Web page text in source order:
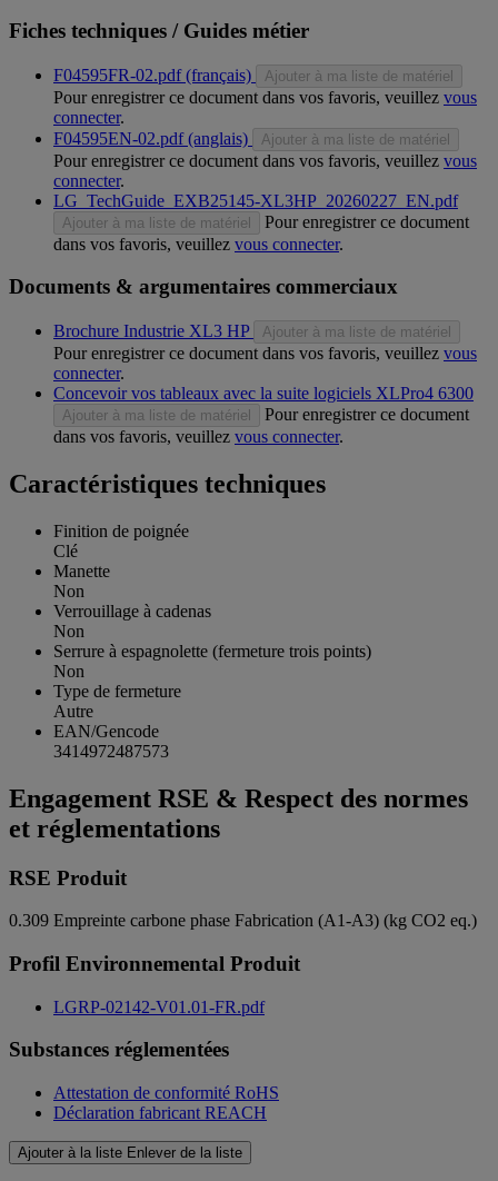
Fiches techniques / Guides métier
F04595FR-02.pdf (français) Ajouter à ma liste de matériel
Pour enregistrer ce document dans vos favoris, veuillez vous
connecter.
F04595EN-02.pdf (anglais)
Ajouter à ma liste de matériel
Pour enregistrer ce document dans vos favoris, veuillez vous
connecter.
LG_TechGuide_EXB25145-XL3HP_20260227_EN.pdf
Ajouter à ma liste de matériel
Pour enregistrer ce document
dans vos favoris, veuillez vous connecter.
Documents & argumentaires commerciaux
Brochure Industrie XL3 HP Ajouter à ma liste de matériel
Pour enregistrer ce document dans vos favoris, veuillez vous
connecter.
Concevoir vos tableaux avec la suite logiciels XLPro4 6300
Ajouter à ma liste de matériel
Pour enregistrer ce document
dans vos favoris, veuillez vous connecter.
Caractéristiques techniques
Finition de poignée
Clé
Manette
Non
Verrouillage à cadenas
Non
Serrure à espagnolette (fermeture trois points)
Non
Type de fermeture
Autre
EAN/Gencode
3414972487573
Engagement RSE & Respect des normes
et réglementations
RSE Produit
0.309 Empreinte carbone phase Fabrication (A1-A3) (kg CO2 eq.)
Profil Environnemental Produit
LGRP-02142-V01.01-FR.pdf
Substances réglementées
Attestation de conformité RoHS
Déclaration fabricant REACH
Ajouter à la liste Enlever de la liste